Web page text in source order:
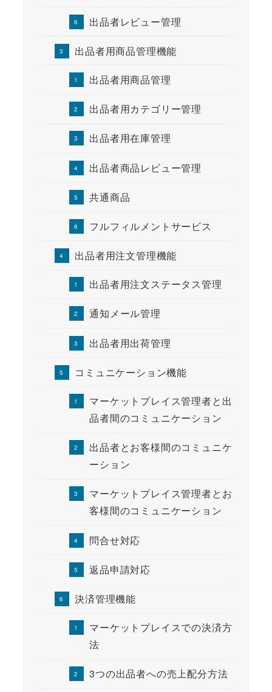
出品者レビュー管理
出品者用商品管理機能
出品者用商品管理
出品者用カテゴリー管理
出品者用在庫管理
出品者商品レビュー管理
共通商品
フルフィルメントサービス
出品者用注文管理機能
出品者用注文ステータス管理
通知メール管理
出品者用出荷管理
コミュニケーション機能
マーケットプレイス管理者と出
品者間のコミュニケーション
出品者とお客様間のコミュニケ
ーション
マーケットプレイス管理者とお
客様間のコミュニケーション
問合せ対応
返品申請対応
決済管理機能
マーケットプレイスでの決済方
法
3つの出品者への売上配分方法